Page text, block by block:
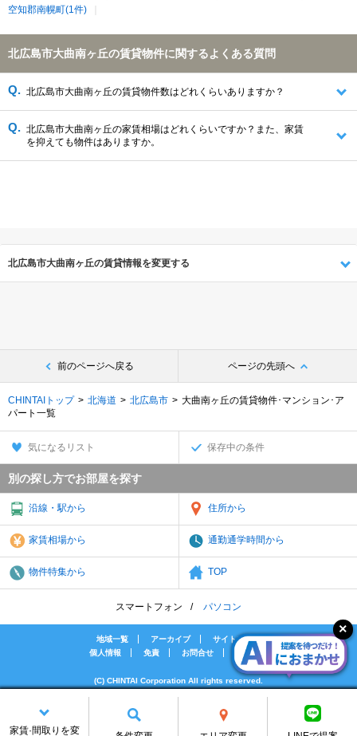
家賃·間取りを変
空知郡南幌町(1件)
北広島市大曲南ヶ丘の賃貸物件に関するよくある質問
北広島市大曲南ヶ丘の賃貸物件数はどれくらいありますか？
北広島市大曲南ヶ丘の家賃相場はどれくらいですか？また、家賃
を抑えても物件はありますか。
北広島市大曲南ヶ丘の賃貸情報を変更する
前のページへ戻る ページの先頭へ
CHINTAIトップ 北海道 北広島市
大曲南ヶ丘の賃貸物件･マンション･ア
パート一覧
気になるリスト 保存中の条件
別の探し方でお部屋を探す
沿線・駅から 住所から
家賃相場から 通勤通学時間から
物件特集から TOP
スマートフォン パソコン
地域一覧 アーカイブ
サイトマップ
個人情報
免責 お問合せ 会社案内
(C) CHINTAI Corporation All rights reserved.
[PR]賃貸物件の疑問解決！教えてエイブルAGENT
[PR]賃貸生活の工夫を紹介！CHINTAI情報局
[PR]女性の賃貸生活を応援！Woman.CHINTAI